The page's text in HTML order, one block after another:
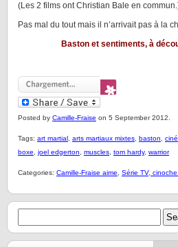
(Les 2 films ont Christian Bale en
Pas mal du tout mais il n’arrivait pas à la
Baston et sentiments, à
Posted by Camille-Fraise on 5 September 2012.
Tags: art martial arts martiaux mixtes baston
boxe
joel edgerton muscles tom hardy, warrior
Categories: Camille-Fraise aime Série TV,